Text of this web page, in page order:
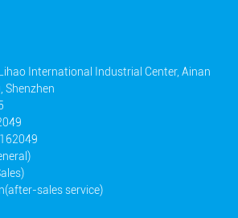
International Industrial Center, Ainan
Shenzhen
sales service)